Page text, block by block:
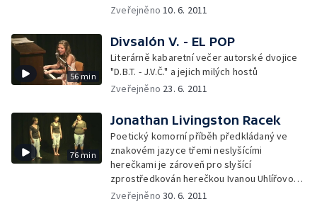
Zveřejněno10. 6. 2011
56 min
Divsalón V. - EL POP
Literárně kabaretní večer autorské dvojice
"D.B.T. - J.V.Č." a jejich milých hostů
Zveřejněno 23. 6. 2011
76 min
Jonathan Livingston Racek
Poetický komorní příběh předkládaný ve
znakovém jazyce třemi neslyšícími
herečkami je zároveň pro slyšící
zprostředkován herečkou Ivanou Uhlířovou.
Úprava a režie Jaroslav Dušek
Zveřejněno30. 6. 2011